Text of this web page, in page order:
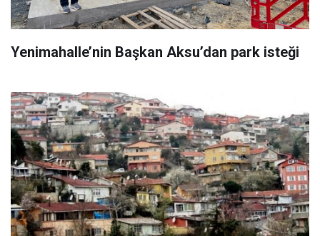
Yenimahalle’nin Başkan Aksu’dan park isteği